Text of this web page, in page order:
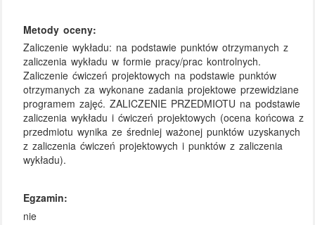
Metody oceny:
Zaliczenie wykładu: na podstawie punktów otrzymanych z
zaliczenia wykładu w formie pracy/prac kontrolnych.
Zaliczenie ćwiczeń projektowych na podstawie punktów
otrzymanych za wykonane zadania projektowe przewidziane
programem zajęć. ZALICZENIE PRZEDMIOTU na podstawie
zaliczenia wykładu i ćwiczeń projektowych (ocena końcowa z
przedmiotu wynika ze średniej ważonej punktów uzyskanych
z zaliczenia ćwiczeń projektowych i punktów z zaliczenia
wykładu).
Egzamin:
nie